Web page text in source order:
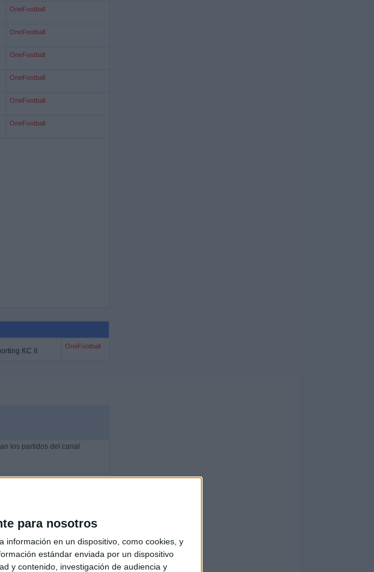
para nosotros
información en un dispositivo, como cookies, y
estándar enviada por un dispositivo
y contenido, investigación de audiencia y
OneFootball
OneFootball
OneFootball
OneFootball
OneFootball
OneFootball
KC II
OneFootball
los partidos del canal